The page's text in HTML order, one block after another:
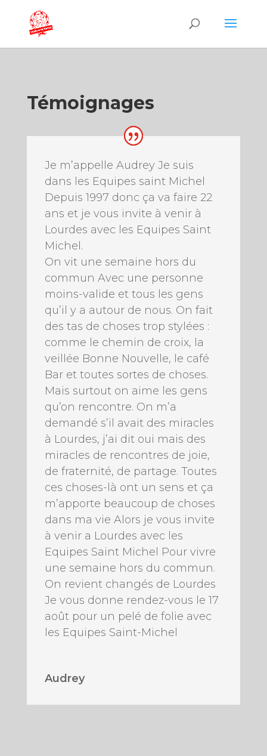
Témoignages
Je m’appelle Audrey Je suis
dans les Equipes saint Michel
Depuis 1997 donc ça va faire 22
ans et je vous invite à venir à
Lourdes avec les Equipes Saint
Michel.
On vit une semaine hors du
commun Avec une personne
moins-valide et tous les gens
qu’il y a autour de nous. On fait
des tas de choses trop stylées :
comme le chemin de croix, la
veillée Bonne Nouvelle, le café
Bar et toutes sortes de choses.
Mais surtout on aime les gens
qu’on rencontre. On m’a
demandé s’il avait des miracles
à Lourdes, j’ai dit oui mais des
miracles de rencontres de joie,
de fraternité, de partage. Toutes
ces choses-là ont un sens et ça
m’apporte beaucoup de choses
dans ma vie Alors je vous invite
à venir a Lourdes avec les
Equipes Saint Michel Pour vivre
une semaine hors du commun.
On revient changés de Lourdes
Je vous donne rendez-vous le 17
août pour un pelé de folie avec
les Equipes Saint-Michel
Audrey